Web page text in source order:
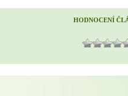
HODNOCENÍ